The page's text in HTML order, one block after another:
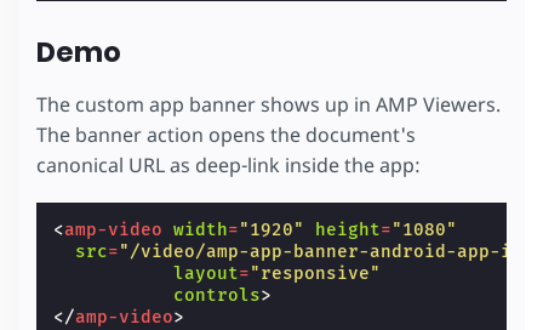
Demo
The custom app banner shows up in AMP Viewers.
The banner action opens the document's
canonical URL as deep-link inside the app:
<amp-video width="1920" height="1080"
src="/video/amp-app-banner-android-app-
layout="responsive"
controls>
</amp-video>